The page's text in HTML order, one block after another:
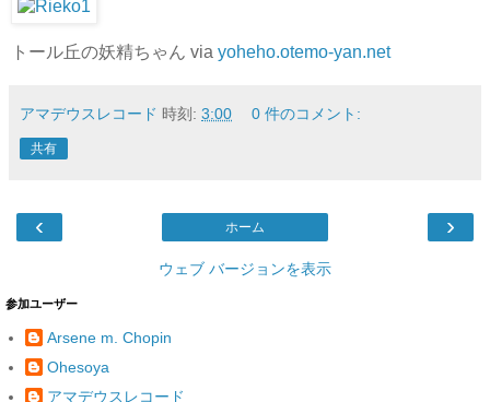
トール丘の妖精ちゃん via yoheho.otemo-yan.net
アマデウスレコード 時刻: 3:00 0 件のコメント:
共有
‹ ›
ホーム
ウェブ バージョンを表示
参加ユーザー
Arsene m. Chopin
Ohesoya
アマデウスレコード